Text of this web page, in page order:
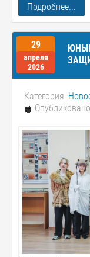
Подробнее...
29
апреля
2026
Категория: